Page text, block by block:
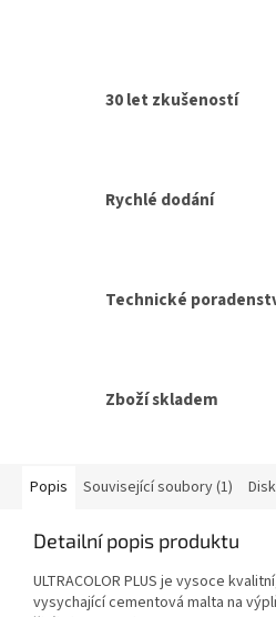
30 let zkušeností
Rychlé dodání
Technické
Zboží skladem
Popis Související soubory (1)
Detailní popis produktu
ULTRACOLOR PLUS je vysoce
vysychající cementová malta na